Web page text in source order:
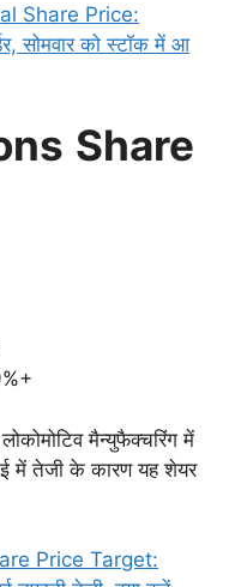
Share Price:
सोमवार को स्टॉक में आ
Share
मैन्युफैक्चरिंग में
में तेजी के कारण यह शेयर
Price Target: